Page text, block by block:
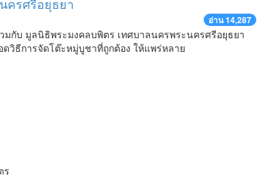
อ่าน 14,287
กับ มูลนิธิพระมงคลบพิตร เทศบาลนครพระนครศรีอยุธยา
วิธีการจัดโต๊ะหมู่บูชาที่ถูกต้อง ให้แพร่หลาย
ร